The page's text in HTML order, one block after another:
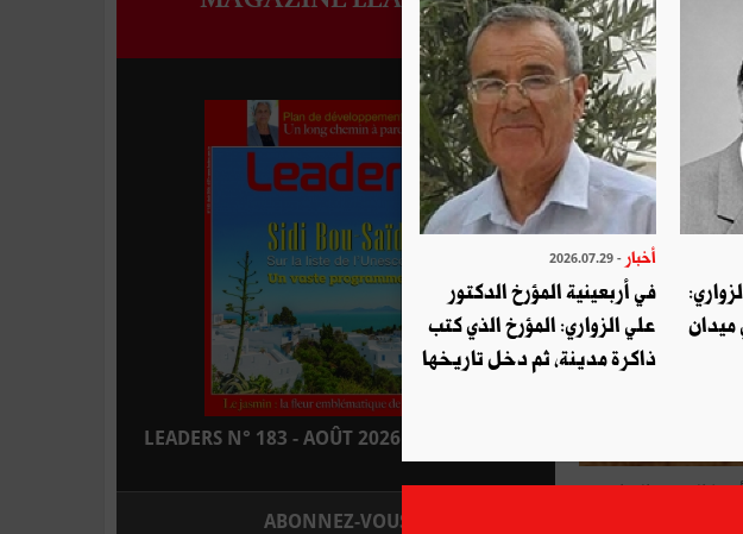
الصعيد الزراعي،
LEADERS N° 183 - AOÛT 2026 : EN KIOSQUE
ABONNEZ-VOUS
ميدان
أخبار - 2026.07.29
في أربعينية المؤرخ الدكتور
علي الزواري: المؤرخ الذي كتب
ذاكرة مدينة، ثم دخل تاريخها